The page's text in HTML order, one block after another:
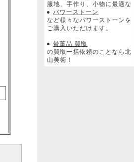
服地、手作り、小物に最適な
パワーストーン
など様々なパワーストーンを
ご購入いただけます。
骨董品 買取
の買取一括依頼のことなら北
山美術！